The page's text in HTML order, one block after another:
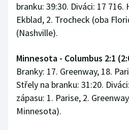
branku: 39:30. Diváci: 17 716.
Ekblad, 2. Trocheck (oba
(Nashville).
Minnesota - Columbus 2:1
Branky: 17. Greenway, 18.
Střely na branku: 31:20.
zápasu: 1. Parise, 2.
Minnesota).